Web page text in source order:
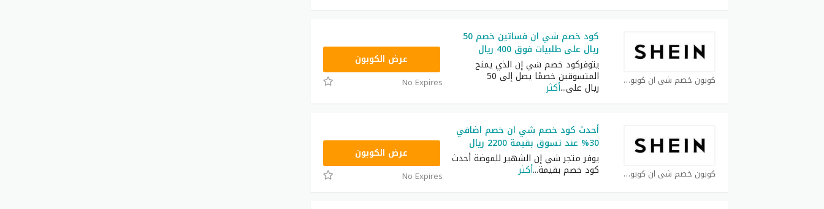
كوبون خصم شي ان كوبون
كود خصم شي ان فساتين خصم 50
ريال على طلبيات فوق 400 ريال
يتوفركود خصم شي إن الذي يمنح
المتسوقين خصمًا يصل إلى 50
ريال على...أكثر
عرض الكوبون
No Expires
كوبون خصم شي ان كوبون
أحدث كود خصم شي ان خصم اضافي
30% عند تسوق بقيمة 2200 ريال
يوفر متجر شي إن الشهير للموضة أحدث
كود خصم بقيمة...أكثر
عرض الكوبون
No Expires